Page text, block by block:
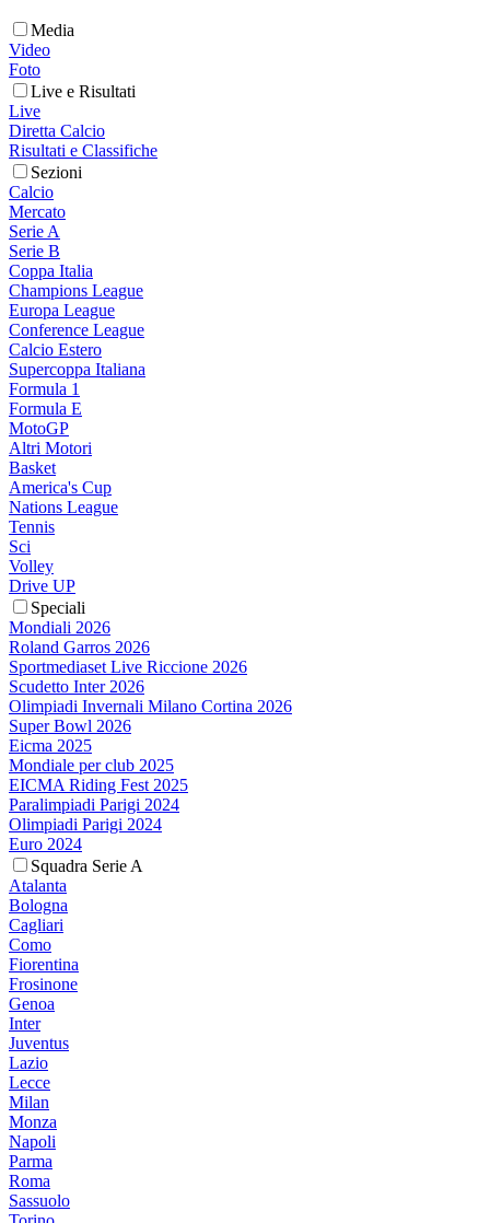
Media
Video
Foto
Live e Risultati
Live
Diretta Calcio
Risultati e Classifiche
Sezioni
Calcio
Mercato
Serie A
Serie B
Coppa Italia
Champions League
Europa League
Conference League
Calcio Estero
Supercoppa Italiana
Formula 1
Formula E
MotoGP
Altri Motori
Basket
America's Cup
Nations League
Tennis
Sci
Volley
Drive UP
Speciali
Mondiali 2026
Roland Garros 2026
Sportmediaset Live Riccione 2026
Scudetto Inter 2026
Olimpiadi Invernali Milano Cortina 2026
Super Bowl 2026
Eicma 2025
Mondiale per club 2025
EICMA Riding Fest 2025
Paralimpiadi Parigi 2024
Olimpiadi Parigi 2024
Euro 2024
Squadra Serie A
Atalanta
Bologna
Cagliari
Como
Fiorentina
Frosinone
Genoa
Inter
Juventus
Lazio
Lecce
Milan
Monza
Napoli
Parma
Roma
Sassuolo